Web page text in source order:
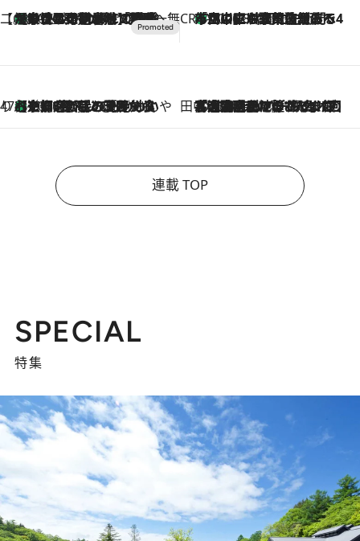
【CREA×星野リゾート】唯一無二。癒しと発見が待つ場所へ
2026.8.7
【トンボの足水浴】ヒノキの香りに包まれて涼感マックス！約13℃の湧水かけ流しを避暑地「星野温泉 トンボの湯」で体験 CREA'S CHOICE
2026.8.7
「立川にも歌舞伎があるんだよ」 片岡仁左衛門・市川中車ら豪華座組みで4年目の立川立飛歌舞伎へ
47都道府県の手みやげ ひんやりスイーツで夏を満喫
2026.8.7
【京都府】この夏絶対食べたい 冷やしておいしいおやつ3選 ひと口目から心を掴む新緑のテリーヌ 田中稲の勝手に再ブーム
2026.8.7
「湘南乃風に憧れて」観客大盛上がりの“タオル回し”に、ラッパー顔負けの高速歌唱まで…さだまさし（74）のアグレッシブすぎる現在地
連載 TOP
SPECIAL
特集